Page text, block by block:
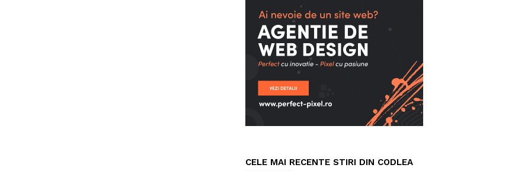
CELE MAI RECENTE STIRI DIN CODLEA